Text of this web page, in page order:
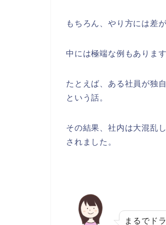
もちろん、やり方には差
中には極端な例もあります
たとえば、ある社員が独
という話。
その結果、社内は大混乱
されました。
まるでド